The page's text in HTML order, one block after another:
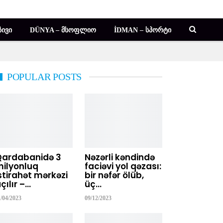
DÜNYA – ᲛᲡᲝᲤᲚᲘᲝ İDMAN – ᲡᲞᲝᲠᲢᲘ
POPULAR POSTS
3
mərkəzi
–…
04/2023
Nəzərli kəndində
faciəvi yol qəzası:
bir nəfər ölüb,
üç…
09/12/2023